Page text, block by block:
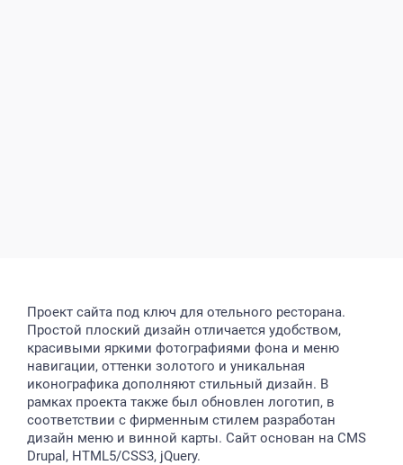
Проект сайта под ключ для отельного ресторана.
Простой плоский дизайн отличается удобством,
красивыми яркими фотографиями фона и меню
навигации, оттенки золотого и уникальная
иконографика дополняют стильный дизайн. В
рамках проекта также был обновлен логотип, в
соответствии с фирменным стилем разработан
дизайн меню и винной карты. Сайт основан на CMS
Drupal, HTML5/CSS3, jQuery.